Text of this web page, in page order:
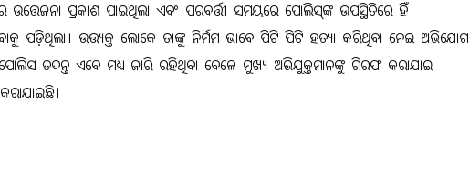
ଉତ୍ତେଜନା ପ୍ରକାଶ ପାଇଥିଲା ଏବଂ ପରବର୍ତ୍ତୀ ସମୟରେ ପୋଲିସ୍‌ଙ୍କ ଉପସ୍ଥିତିରେ ହିଁ
ପଡ଼ିଥିଲା। ଉତ୍ତ୍ୟକ୍ତ ଲୋକେ ତାଙ୍କୁ ନିର୍ମମ ଭାବେ ପିଟି ପିଟି ହତ୍ୟା କରିଥିବା ନେଇ ଅଭିଯୋଗ
ତଦନ୍ତ ଏବେ ମଧ୍ୟ ଜାରି ରହିଥିବା ବେଳେ ମୁଖ୍ୟ ଅଭିଯୁକ୍ତମାନଙ୍କୁ ଗିରଫ କରାଯାଇ